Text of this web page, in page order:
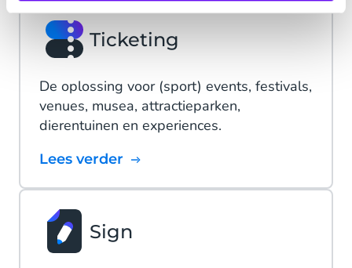
Ticketing
De oplossing voor (sport) events, festivals,
venues, musea, attractieparken,
dierentuinen en experiences.
Lees verder
Sign